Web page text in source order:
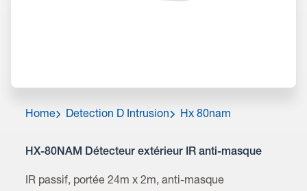
Home Detection D Intrusion Hx 80nam
HX-80NAM Détecteur extérieur IR anti-masque
IR passif, portée 24m x 2m, anti-masque